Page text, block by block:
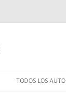
TODOS LOS